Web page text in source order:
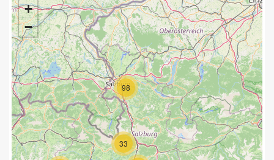
33
98
+
−